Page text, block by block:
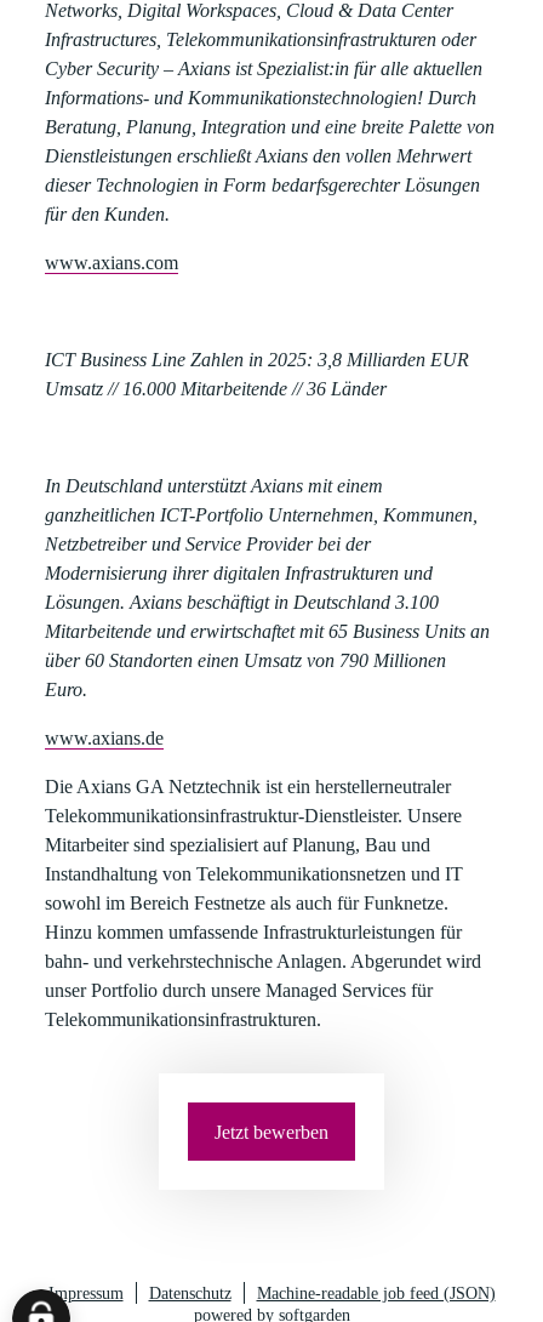
Networks, Digital Workspaces, Cloud & Data Center
Infrastructures, Telekommunikationsinfrastrukturen oder
Cyber Security – Axians ist Spezialist:in für alle aktuellen
Informations- und Kommunikationstechnologien! Durch
Beratung, Planung, Integration und eine breite Palette von
Dienstleistungen erschließt Axians den vollen Mehrwert
dieser Technologien in Form bedarfsgerechter Lösungen
für den Kunden.
www.axians.com
ICT Business Line Zahlen in 2025: 3,8 Milliarden EUR
Umsatz // 16.000 Mitarbeitende // 36 Länder
In Deutschland unterstützt Axians mit einem
ganzheitlichen ICT-Portfolio Unternehmen, Kommunen,
Netzbetreiber und Service Provider bei der
Modernisierung ihrer digitalen Infrastrukturen und
Lösungen. Axians beschäftigt in Deutschland 3.100
Mitarbeitende und erwirtschaftet mit 65 Business Units an
über 60 Standorten einen Umsatz von 790 Millionen
Euro.
www.axians.de
Die Axians GA Netztechnik ist ein herstellerneutraler
Telekommunikationsinfrastruktur-Dienstleister. Unsere
Mitarbeiter sind spezialisiert auf Planung, Bau und
Instandhaltung von Telekommunikationsnetzen und IT
sowohl im Bereich Festnetze als auch für Funknetze.
Hinzu kommen umfassende Infrastrukturleistungen für
bahn- und verkehrstechnische Anlagen. Abgerundet wird
unser Portfolio durch unsere Managed Services für
Telekommunikationsinfrastrukturen.
Jetzt bewerben
Impressum Datenschutz
Machine-readable job feed (JSON)
powered by softgarden